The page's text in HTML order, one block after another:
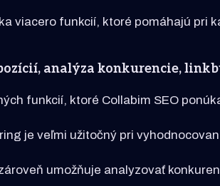
viacero funkcií, ktoré pomáhajú pri
analýza konkurencie,
funkcií, ktoré Collabim SEO
je veľmi užitočný pri
umožňuje analyzovať